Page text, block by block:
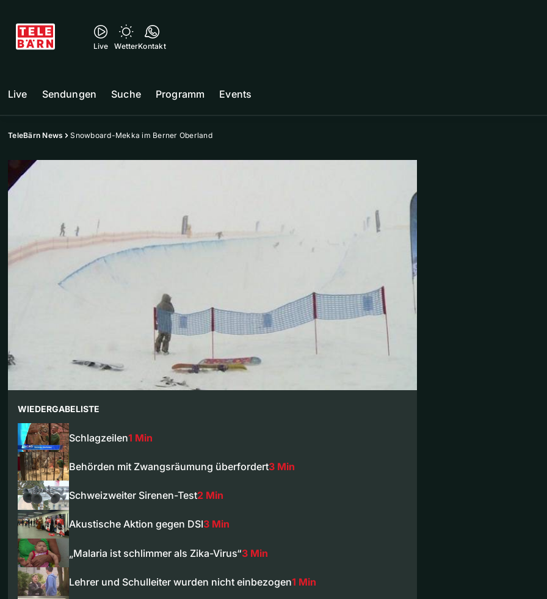
Live WetterKontakt
Live Sendungen Suche Programm Events
TeleBärn News Snowboard-Mekka im Berner Oberland
WIEDERGABELISTE
Schlagzeilen1 Min
Behörden mit Zwangsräumung überfordert3 Min
Schweizweiter Sirenen-Test2 Min
Akustische Aktion gegen DSI3 Min
„Malaria ist schlimmer als Zika-Virus“3 Min
Lehrer und Schulleiter wurden nicht einbezogen1 Min